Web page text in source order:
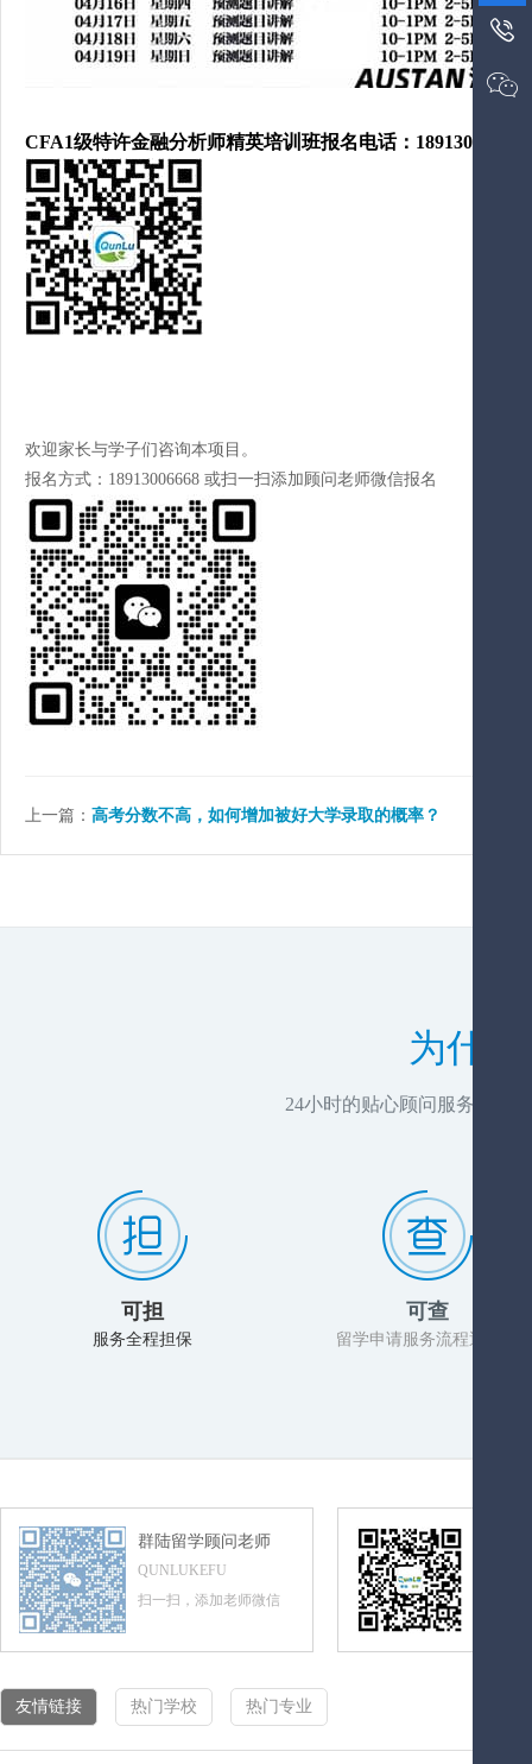
CFA1级特许金融分析师精英培训班报名电话：18913006668
欢迎家长与学子们咨询本项目。
报名方式：18913006668 或扫一扫添加顾问老师微信报名
上一篇： 高考分数不高，如何增加被好大学录取的概率？
为什
24小时的贴心顾问服务，推
可担
服务全程担保
可查
留学申请服务流程透明化
群陆留学顾问老师
QUNLUKEFU
扫一扫，添加老师微信
友情链接 热门学校 热门专业

